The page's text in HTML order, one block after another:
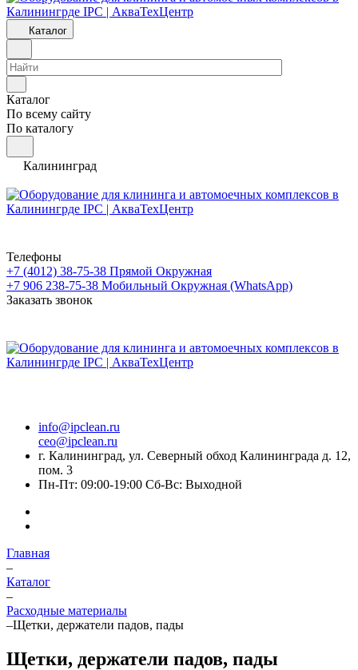
Каталог
Каталог
По всему сайту
По каталогу
Калининград
Телефоны
+7 (4012) 38-75-38 Прямой Окружная
+7 906 238-75-38 Мобильный Окружная (WhatsApp)
Заказать звонок
info@ipclean.ru
ceo@ipclean.ru
г. Калининград, ул. Северный обход Калининграда д. 12,
пом. 3
Пн-Пт: 09:00-19:00 Сб-Вс: Выходной
Главная
–
Каталог
–
Расходные материалы
–Щетки, держатели падов, пады
Щетки, держатели падов, пады